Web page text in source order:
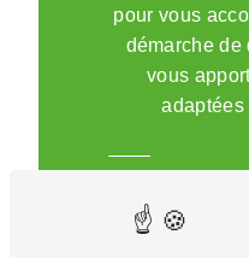
pour vous
démarche de
vous
adaptées
En
savoir
plus